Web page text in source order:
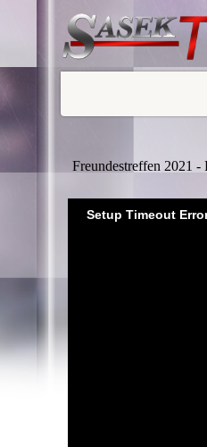
Freundestreffen 2021 -
Setup Timeout